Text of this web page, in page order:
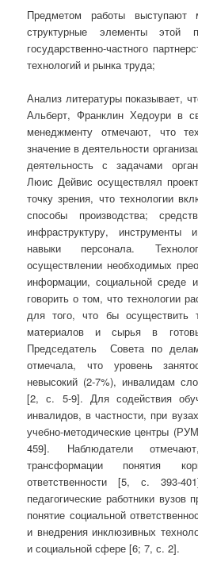
Предметом работы
структурные элементы этой
государственно-частного
технологий и рынка труда;
Анализ литературы показывает,
Альберт, Франклин Хедоури в
менеджменту отмечают, что
значение в деятельности
деятельность с задачами
Люис Дейвис осуществлял
точку зрения, что технологии
способы производства;
инфраструктуру, инструменты
навыки персонала.
осуществлении необходимых
информации, социальной среде
говорить о том, что технологии
для того, что бы осуществить
материалов и сырья в
Председатель Совета по
отмечала, что уровень
невысокий (2-7%), инвалидам
[2, с. 5-9]. Для содействия
инвалидов, в частности, при
учебно-методические центры
459]. Наблюдатели
трансформации понятия
ответственности [5, с. 393-
педагогические работники вузов
понятие социальной
и внедрения инклюзивных
и социальной сфере [6; 7, с. 2].